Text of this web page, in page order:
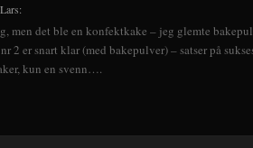
Lars:
men det ble en konfektkake – jeg glemte
2 er snart klar (med bakepulver) – satser på
kun en svenn….